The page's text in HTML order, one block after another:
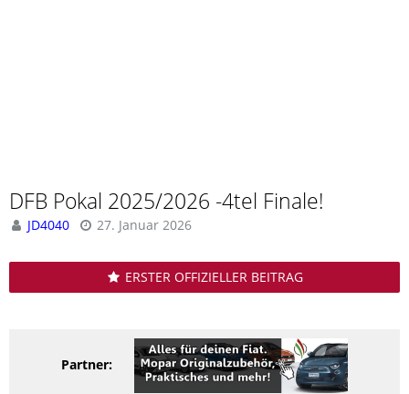
DFB Pokal 2025/2026 -4tel Finale!
JD4040 27. Januar 2026
ERSTER OFFIZIELLER BEITRAG
Partner: